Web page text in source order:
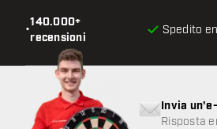
•
140.000+
recensioni
Spedito
Invia
Risposta